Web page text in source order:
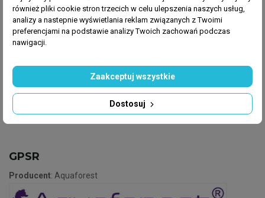
Dzięki zastosowaniu skały aquaforest proces
dojrzewania akwarium jest szybki i mniej burzliwy niż
przy zastosowaniu skały żywej oraz chroni naturalne
środowisko przez ograniczenie niekontrolowanego
importu żywej skały.
GPSR
Producent: Aquaforest
również pliki cookie stron trzecich w celu ulepszenia naszych usług,
analizy a nastepnie wyświetlania reklam związanych z Twoimi
preferencjami na podstawie analizy Twoich zachowań podczas
nawigacji.
Dostosuj
Zaakceptuj wszystkie